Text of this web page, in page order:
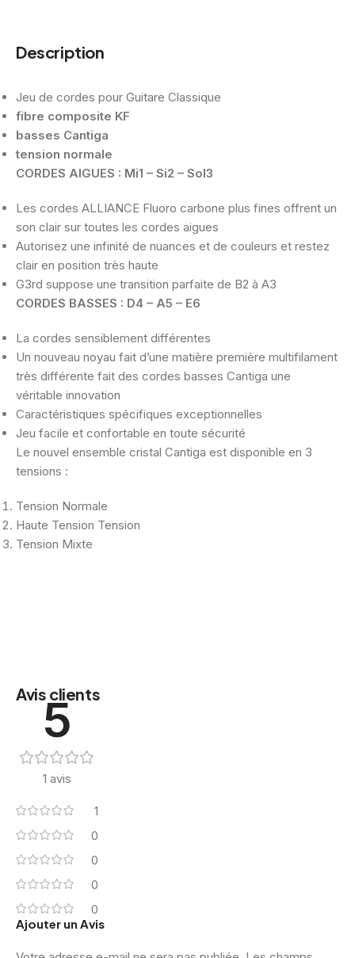
Description
Jeu de cordes pour Guitare Classique
fibre composite KF
basses Cantiga
tension normale
CORDES AIGUES : Mi1 – Si2 – Sol3
Les cordes ALLIANCE Fluoro carbone plus fines offrent un
son clair sur toutes les cordes aigues
Autorisez une infinité de nuances et de couleurs et restez
clair en position très haute
G3rd suppose une transition parfaite de B2 à A3
CORDES BASSES : D4 – A5 – E6
La cordes sensiblement différentes
Un nouveau noyau fait d’une matière première multifilament
très différente fait des cordes basses Cantiga une
véritable innovation
Caractéristiques spécifiques exceptionnelles
Jeu facile et confortable en toute sécurité
Le nouvel ensemble cristal Cantiga est disponible en 3
tensions :
Tension Normale
Haute Tension Tension
Tension Mixte
Avis clients
5
1 avis
1
0
0
0
0
Ajouter un Avis